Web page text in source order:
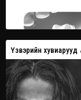
Үзвэрийн хувиарууд